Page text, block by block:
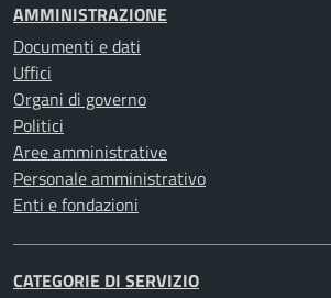
AMMINISTRAZIONE
Documenti e dati
Uffici
Organi di governo
Politici
Aree amministrative
Personale amministrativo
Enti e fondazioni
CATEGORIE DI SERVIZIO